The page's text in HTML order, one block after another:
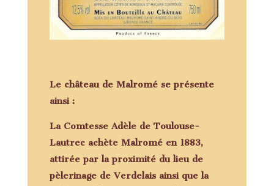
Le château de Malromése présente
ainsi :
La Comtesse Adèle de Toulouse-
Lautrec achète Malromé en 1883,
attirée par la proximité du lieu de
pèlerinage de Verdelais ainsi que la